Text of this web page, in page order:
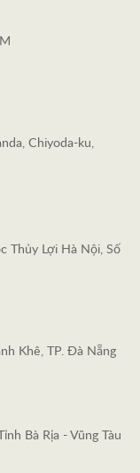
Chiyoda-ku,
Thủy Lợi Hà Nội, Số
Khê, TP. Đà Nẵng
Bà Rịa - Vũng Tàu